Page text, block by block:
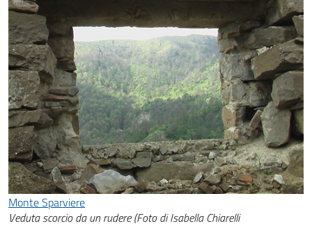
Monte Sparviere
Veduta scorcio da un rudere (Foto di Isabella Chiarelli